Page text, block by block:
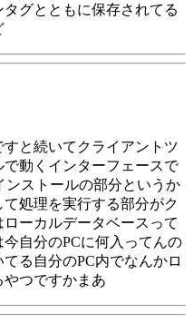
グとともに保存されてる
と続いてクライアントツ
動くインターフェースで
ストールの部分というか
処理を実行する部分がク
ーカルデータベースって
自分のPCに何入ってんの
る自分のPC内でなんかロ
つですかまあ